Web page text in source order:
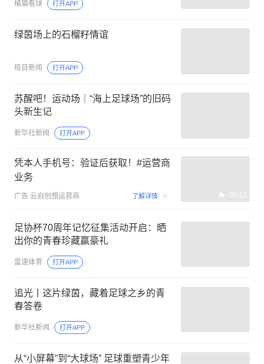
橘猫看球 打开APP
绿茵场上的石榴籽情谊
极目新闻 打开APP
苏醒吧！运动场｜“海上足球场”的旧码
头新生记
新华社新闻 打开APP
凭本人手机号：验证后获取！#运营商
业务
广告 云启创想运营商 了解详情 00:15
足协杯70周年记忆征集活动开启：晒
出你的青春珍藏赢豪礼
雷速体育 打开APP
追光丨这片绿茵，藏着足球之乡的青
春答卷
新华社新闻 打开APP
从“小屏幕”到“大球场” 足球重塑青少年